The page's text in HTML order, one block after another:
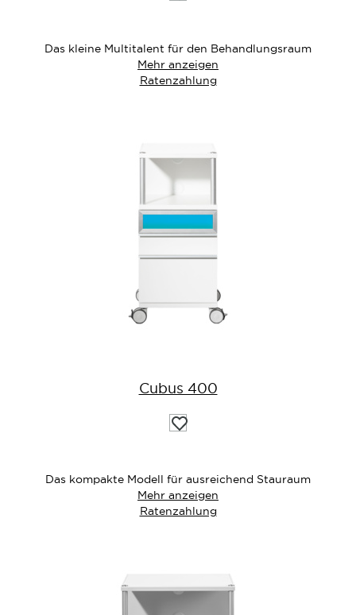
die
Das kleine Multitalent für den Behandlungsraum
Mehr anzeigen
Ratenzahlung
Cubus 400
Auf
die
Das kompakte Modell für ausreichend Stauraum
Mehr anzeigen
Ratenzahlung